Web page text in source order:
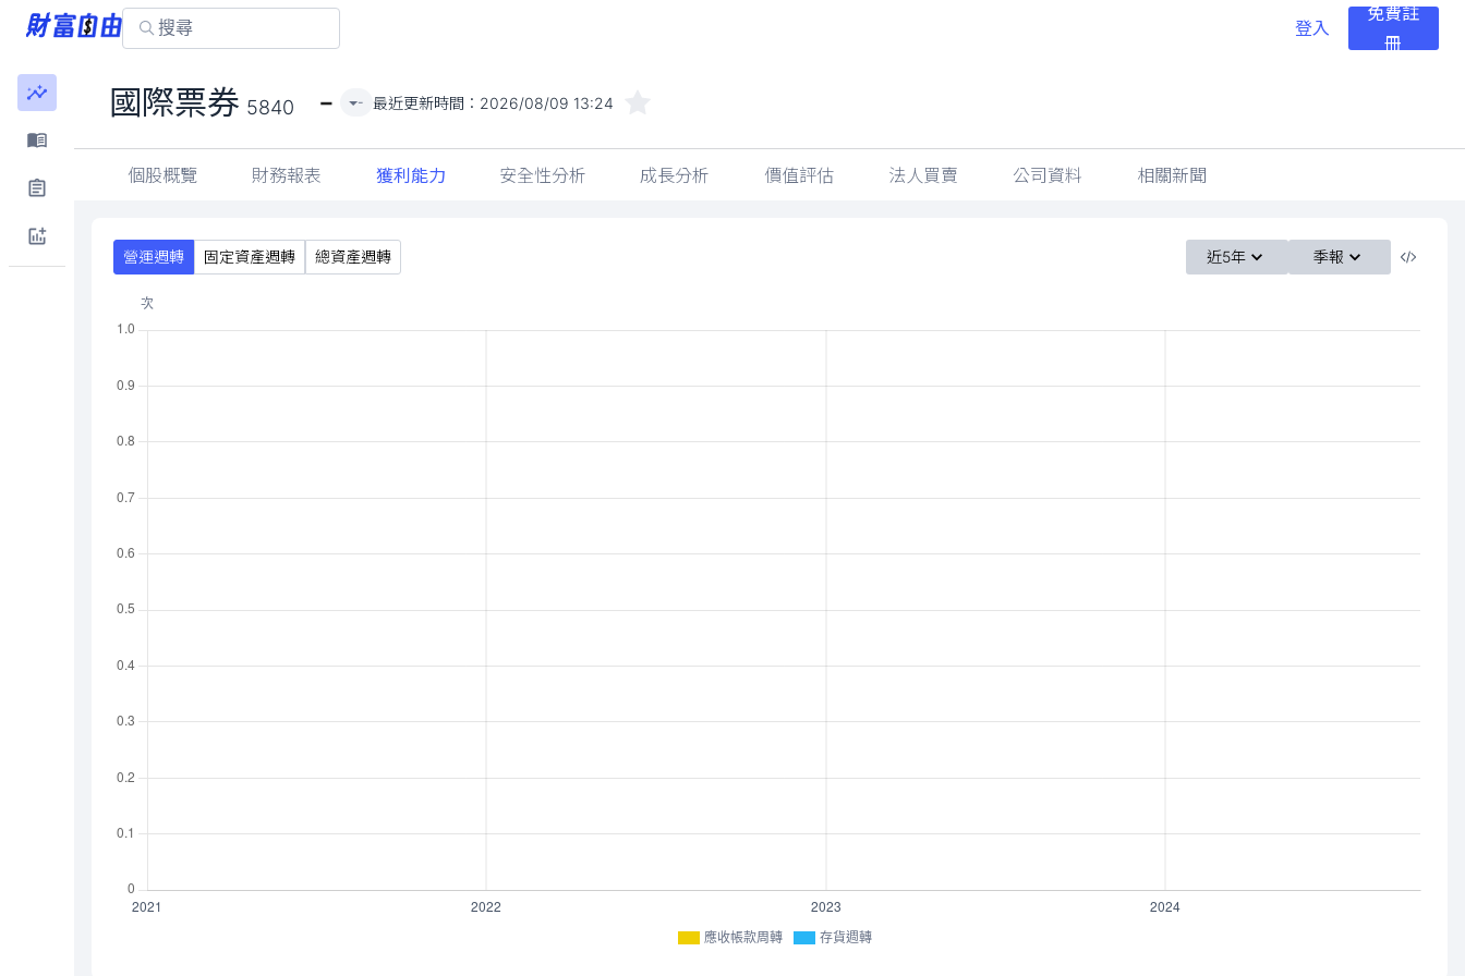
登入
免費註
冊
國際票券 5840 - - 最近更新時間： 2026/08/09 13:24
個股概覽 財務報表 獲利能力 安全性分析 成長分析 價值評估 法人買賣 公司資料 相關新聞
營運週轉 固定資產週轉 總資產週轉 近5年 季報
應收帳款周轉 存貨週轉